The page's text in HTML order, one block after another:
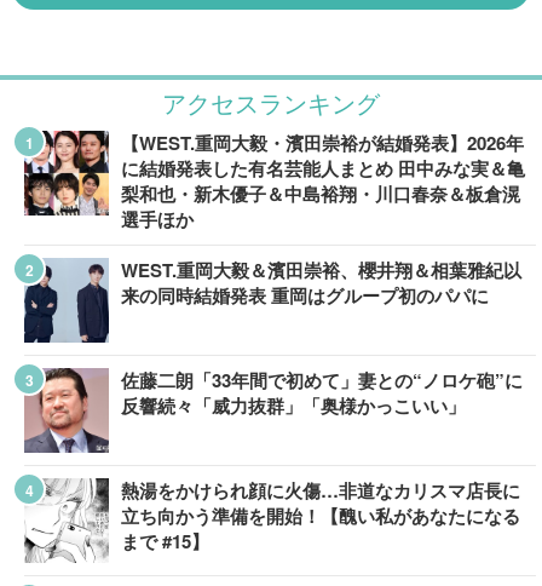
アクセスランキング
【WEST.重岡大毅・濱田崇裕が結婚発表】2026年
に結婚発表した有名芸能人まとめ 田中みな実＆亀
梨和也・新木優子＆中島裕翔・川口春奈＆板倉滉
選手ほか
WEST.重岡大毅＆濱田崇裕、櫻井翔＆相葉雅紀以
来の同時結婚発表 重岡はグループ初のパパに
佐藤二朗「33年間で初めて」妻との“ノロケ砲”に
反響続々「威力抜群」「奥様かっこいい」
熱湯をかけられ顔に火傷…非道なカリスマ店長に
立ち向かう準備を開始！【醜い私があなたになる
まで #15】